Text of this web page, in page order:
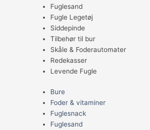
Fuglesand
Fugle Legetøj
Siddepinde
Tilbehør til bur
Skåle & Foderautomater
Redekasser
Levende Fugle
Bure
Foder & vitaminer
Fuglesnack
Fuglesand